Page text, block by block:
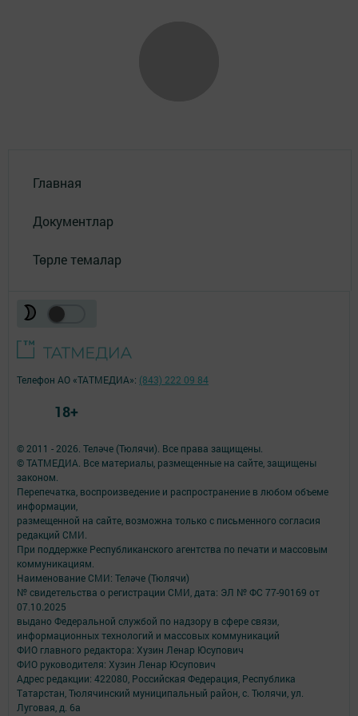
Главная
Документлар
Төрле темалар
© 2011 - 2026. Теләче (Тюлячи). Все права защищены.
© ТАТМЕДИА. Все материалы, размещенные на сайте, защищены
законом.
Перепечатка, воспроизведение и распространение в любом объеме
информации,
размещенной на сайте, возможна только с письменного согласия
редакций СМИ.
При поддержке Республиканского агентства по печати и массовым
коммуникациям.
Наименование СМИ: Теләче (Тюлячи)
№ свидетельства о регистрации СМИ, дата: ЭЛ № ФС 77-90169 от
07.10.2025
выдано Федеральной службой по надзору в сфере связи,
информационных технологий и массовых коммуникаций
ФИО главного редактора: Хузин Ленар Юсупович
ФИО руководителя: Хузин Ленар Юсупович
Адрес редакции: 422080, Российская Федерация, Республика
Татарстан, Тюлячинский муниципальный район, с. Тюлячи, ул.
Луговая, д. 6а
Телефон АО «ТАТМЕДИА»: (843) 222 09 84
18+